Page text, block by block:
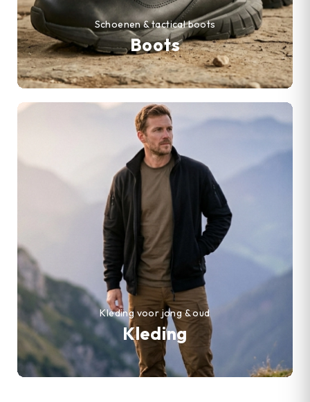
Boots
Schoenen & tactical boots
Kleding
Kleding voor jong & oud